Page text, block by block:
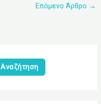
Επόμενο Άρθρο →
Αναζήτηση